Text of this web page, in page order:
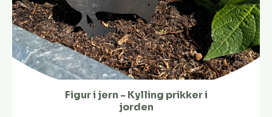
Figur i jern - Kylling prikker i
jorden